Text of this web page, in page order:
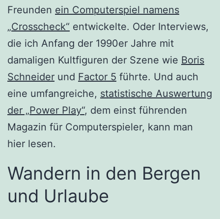
Freunden ein Computerspiel namens
„Crosscheck“ entwickelte. Oder Interviews,
die ich Anfang der 1990er Jahre mit
damaligen Kultfiguren der Szene wie Boris
Schneider und Factor 5 führte. Und auch
eine umfangreiche, statistische Auswertung
der „Power Play“, dem einst führenden
Magazin für Computerspieler, kann man
hier lesen.
Wandern in den Bergen
und Urlaube